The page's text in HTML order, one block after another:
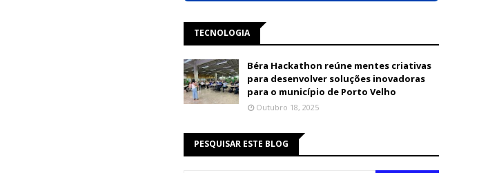
TECNOLOGIA
Béra Hackathon reúne mentes criativas
para desenvolver soluções inovadoras
para o município de Porto Velho
Outubro 18, 2025
PESQUISAR ESTE BLOG